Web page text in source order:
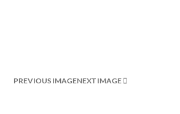
PREVIOUS IMAGENEXT IMAGE